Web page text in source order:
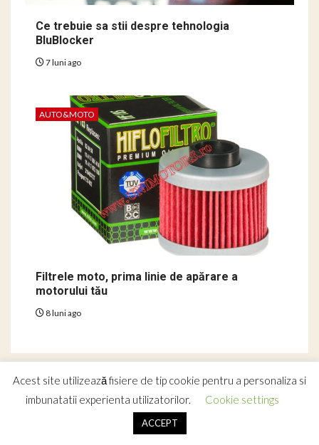
Ce trebuie sa stii despre tehnologia
BluBlocker
7 luni ago
AUTO&MOTO
Filtrele moto, prima linie de apărare a
motorului tău
8 luni ago
Copyright © 2018-2025 - Toate drepturile rezervate.
PARTENERI: stiridiverse.net / stirideultimaora.info
Newsium
by AF themes.
Acest site utilizează fisiere de tip cookie pentru a personaliza si
imbunatatii experienta utilizatorilor.
Cookie settings
ACCEPT